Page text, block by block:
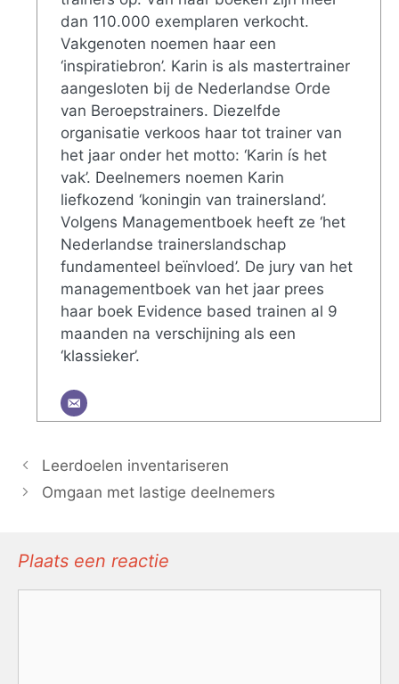
dan 110.000 exemplaren verkocht.
Vakgenoten noemen haar een
‘inspiratiebron’. Karin is als mastertrainer
aangesloten bij de Nederlandse Orde
van Beroepstrainers. Diezelfde
organisatie verkoos haar tot trainer van
het jaar onder het motto: ‘Karin ís het
vak’. Deelnemers noemen Karin
liefkozend ‘koningin van trainersland’.
Volgens Managementboek heeft ze ‘het
Nederlandse trainerslandschap
fundamenteel beïnvloed’. De jury van het
managementboek van het jaar prees
haar boek Evidence based trainen al 9
maanden na verschijning als een
‘klassieker’.
Leerdoelen inventariseren
Omgaan met lastige deelnemers
Plaats een reactie